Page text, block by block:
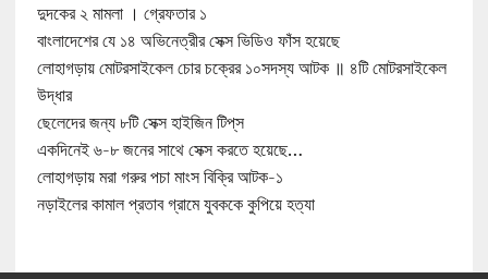
দুদকের ২ মামলা । গ্রেফতার ১
বাংলাদেশের যে ১৪ অভিনেত্রীর সেক্স ভিডিও ফাঁস হয়েছে
লোহাগড়ায় মোটরসাইকেল চোর চক্রের ১০সদস্য আটক ॥ ৪টি মোটরসাইকেল
উদ্ধার
ছেলেদের জন্য ৮টি সেক্স হাইজিন টিপ্‌স
একদিনেই ৬-৮ জনের সাথে সেক্স করতে হয়েছে…
লোহাগড়ায় মরা গরুর পচা মাংস বিক্রি আটক-১
নড়াইলের কামাল প্রতাব গ্রামে যুবককে কুপিয়ে হত্যা